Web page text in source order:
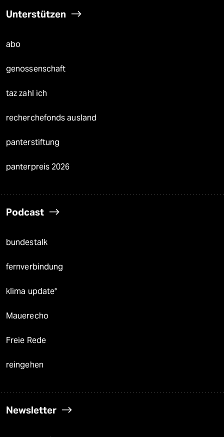
Unterstützen
abo
genossenschaft
taz zahl ich
recherchefonds ausland
panterstiftung
panterpreis 2026
Podcast
bundestalk
fernverbindung
klima update°
Mauerecho
Freie Rede
reingehen
Newsletter